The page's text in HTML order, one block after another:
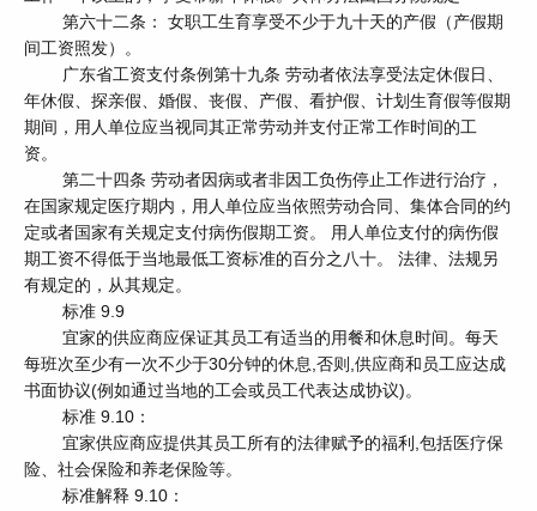
第六十二条： 女职工生育享受不少于九十天的产假（产假期
间工资照发）。
广东省工资支付条例第十九条 劳动者依法享受法定休假日、
年休假、探亲假、婚假、丧假、产假、看护假、计划生育假等假期
期间，用人单位应当视同其正常劳动并支付正常工作时间的工
资。
第二十四条 劳动者因病或者非因工负伤停止工作进行治疗，
在国家规定医疗期内，用人单位应当依照劳动合同、集体合同的约
定或者国家有关规定支付病伤假期工资。 用人单位支付的病伤假
期工资不得低于当地最低工资标准的百分之八十。 法律、法规另
有规定的，从其规定。
标准 9.9
宜家的供应商应保证其员工有适当的用餐和休息时间。每天
每班次至少有一次不少于30分钟的休息,否则,供应商和员工应达成
书面协议(例如通过当地的工会或员工代表达成协议)。
标准 9.10：
宜家供应商应提供其员工所有的法律赋予的福利,包括医疗保
险、社会保险和养老保险等。
标准解释 9.10：